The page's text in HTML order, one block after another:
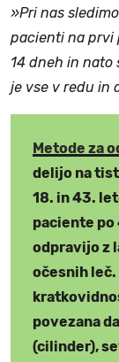
»Pri nas
pacienti na prvi
14 dneh in nato
je vse v redu in
Metode za
delijo na
18. in 43.
paciente
odpravijo z
očesnih
povezana
(cilinder),